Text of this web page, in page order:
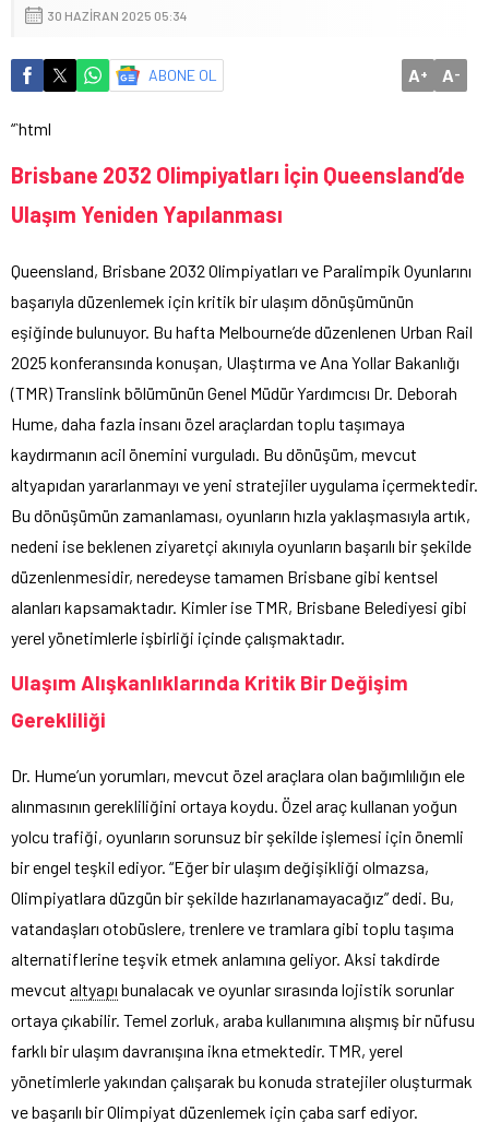
30 HAZIRAN 2025 05:34
ABONE OL A+ A-
“`html
Brisbane 2032 Olimpiyatları İçin Queensland’de
Ulaşım Yeniden Yapılanması
Queensland, Brisbane 2032 Olimpiyatları ve Paralimpik Oyunlarını
başarıyla düzenlemek için kritik bir ulaşım dönüşümünün
eşiğinde bulunuyor. Bu hafta Melbourne’de düzenlenen Urban Rail
2025 konferansında konuşan, Ulaştırma ve Ana Yollar Bakanlığı
(TMR) Translink bölümünün Genel Müdür Yardımcısı Dr. Deborah
Hume, daha fazla insanı özel araçlardan toplu taşımaya
kaydırmanın acil önemini vurguladı. Bu dönüşüm, mevcut
altyapıdan yararlanmayı ve yeni stratejiler uygulama içermektedir.
Bu dönüşümün zamanlaması, oyunların hızla yaklaşmasıyla artık,
nedeni ise beklenen ziyaretçi akınıyla oyunların başarılı bir şekilde
düzenlenmesidir, neredeyse tamamen Brisbane gibi kentsel
alanları kapsamaktadır. Kimler ise TMR, Brisbane Belediyesi gibi
yerel yönetimlerle işbirliği içinde çalışmaktadır.
Ulaşım Alışkanlıklarında Kritik Bir Değişim
Gerekliliği
Dr. Hume’un yorumları, mevcut özel araçlara olan bağımlılığın ele
alınmasının gerekliliğini ortaya koydu. Özel araç kullanan yoğun
yolcu trafiği, oyunların sorunsuz bir şekilde işlemesi için önemli
bir engel teşkil ediyor. “Eğer bir ulaşım değişikliği olmazsa,
Olimpiyatlara düzgün bir şekilde hazırlanamayacağız” dedi. Bu,
vatandaşları otobüslere, trenlere ve tramlara gibi toplu taşıma
alternatiflerine teşvik etmek anlamına geliyor. Aksi takdirde
mevcut altyapı bunalacak ve oyunlar sırasında lojistik sorunlar
ortaya çıkabilir. Temel zorluk, araba kullanımına alışmış bir nüfusu
farklı bir ulaşım davranışına ikna etmektedir. TMR, yerel
yönetimlerle yakından çalışarak bu konuda stratejiler oluşturmak
ve başarılı bir Olimpiyat düzenlemek için çaba sarf ediyor.